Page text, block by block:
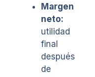
Margen
neto:
utilidad
final
después
de